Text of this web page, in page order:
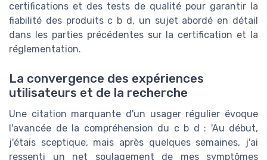
certifications et des tests de qualité pour garantir la
fiabilité des produits c b d, un sujet abordé en détail
dans les parties précédentes sur la certification et la
réglementation.
La convergence des expériences
utilisateurs et de la recherche
Une citation marquante d'un usager régulier évoque
l'avancée de la compréhension du c b d : 'Au début,
j'étais sceptique, mais après quelques semaines, j'ai
ressenti un net soulagement de mes symptômes